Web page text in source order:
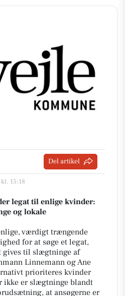
Del artikel
15:18
legat til enlige kvinder:
og lokale
værdigt trængende
for at søge et legat,
til slægtninge af
Linnemann og Ane
prioriteres kvinder
ikke er slægtninge blandt
at ansøgerne er